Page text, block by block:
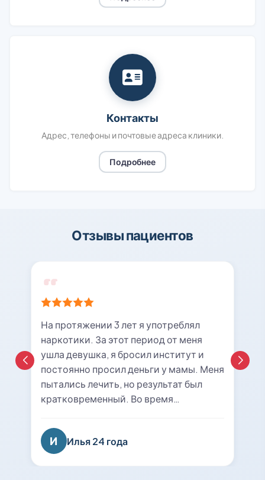
Контакты
Адрес, телефоны и почтовые адреса клиники.
Подробнее
Отзывы пациентов
На протяжении 3 лет я употреблял
наркотики. За этот период от меня
ушла девушка, я бросил институт и
постоянно просил деньги у мамы. Меня
пытались лечить, но результат был
кратковременный. Во время
центра «21rehab». Беседа с наркологом
подтолкнула меня к мысли о
прохождении курса лечения и
И Илья 24 года